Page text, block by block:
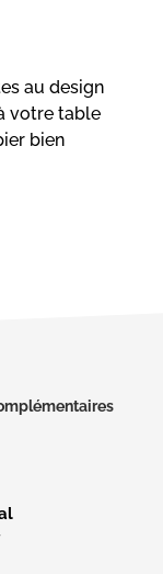
au design
votre table
bien